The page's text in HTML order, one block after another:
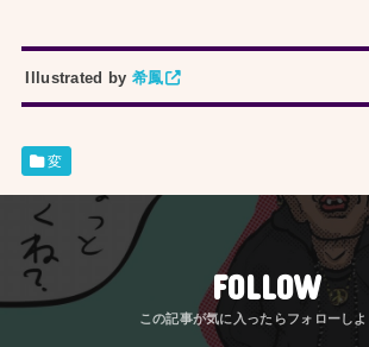
Illustrated by 希鳳
変
FOLLOW